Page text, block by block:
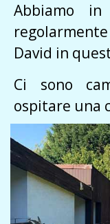
Abbiamo
David in
Ci sono
ospitare una